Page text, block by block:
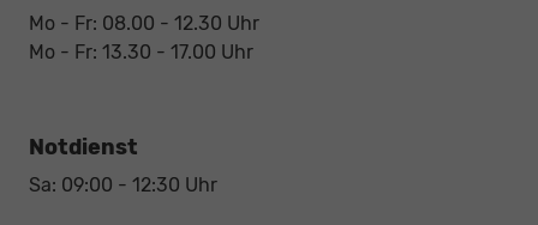
Mo - Fr: 08.00 - 12.30 Uhr
Mo - Fr: 13.30 - 17.00 Uhr
Notdienst
Sa: 09:00 - 12:30 Uhr